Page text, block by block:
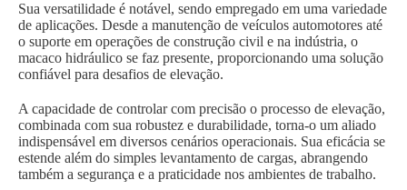
Sua versatilidade é notável, sendo empregado em uma variedade
de aplicações. Desde a manutenção de veículos automotores até
o suporte em operações de construção civil e na indústria, o
macaco hidráulico se faz presente, proporcionando uma solução
confiável para desafios de elevação.
A capacidade de controlar com precisão o processo de elevação,
combinada com sua robustez e durabilidade, torna-o um aliado
indispensável em diversos cenários operacionais. Sua eficácia se
estende além do simples levantamento de cargas, abrangendo
também a segurança e a praticidade nos ambientes de trabalho.